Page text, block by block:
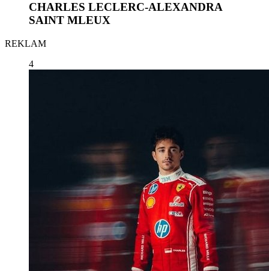
CHARLES LECLERC-ALEXANDRA
SAINT MLEUX
REKLAM
4